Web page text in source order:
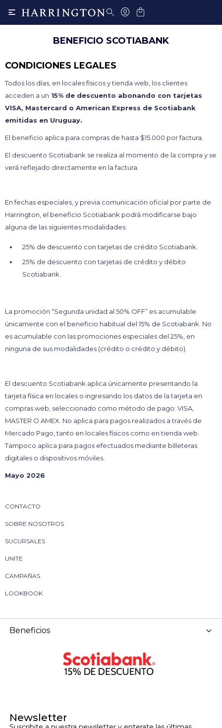

BENEFICIO SCOTIABANK
CONDICIONES LEGALES
Todos los días, en locales físicos y tienda web, los clientes
acceden a un 15% de descuento abonando con tarjetas
VISA, Mastercard o American Express de Scotiabank
emitidas en Uruguay.
El beneficio aplica para compras de hasta $15.000 por factura.
El descuento Scotiabank se realiza al momento de la compra y se
verá reflejado directamente en la factura.
En fechas especiales, y previa comunicación oficial por parte de
Harrington, el beneficio Scotiabank podrá modificarse bajo
alguna de las siguientes modalidades:
25% de descuento con tarjetas de crédito Scotiabank.
25% de descuento con tarjetas de crédito y débito
Scotiabank.
La promoción “Segunda unidad al 50% OFF” es acumulable
únicamente con el beneficio habitual del 15% de Scotiabank. No
es acumulable con las promociones especiales del 25%, en
ninguna de sus modalidades (crédito o crédito y débito).
El descuento Scotiabank aplica únicamente presentando la
tarjeta física en locales o ingresando los datos de la tarjeta en
compras web, seleccionado como método de pago: VISA,
MASTER O AMEX. No aplica para pagos realizados a través de
Mercado Pago, tanto en locales físicos como en tienda web.
Tampoco aplica para pagos efectuados mediante billeteras
digitales o dispositivos móviles.
Mayo 2026
CONTACTO
SOBRE NOSOTROS
SUCURSALES
UNITE
CAMPAÑAS
LOOKBOOK
Newsletter
Beneficios